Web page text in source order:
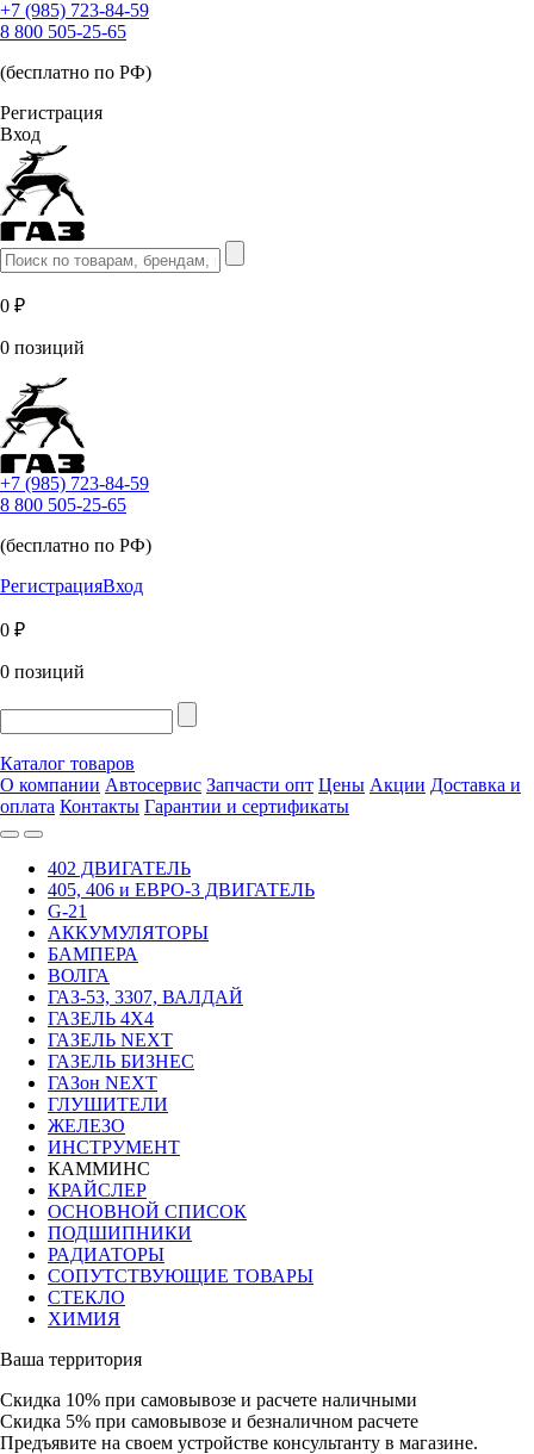
+7 (985) 723-84-59
8 800 505-25-65
(бесплатно по РФ)
Регистрация
Вход
0 ₽
0 позиций
+7 (985) 723-84-59
8 800 505-25-65
(бесплатно по РФ)
РегистрацияВход
0 ₽
0 позиций
Каталог товаров
О компании Автосервис Запчасти опт Цены Акции Доставка и
оплата Контакты Гарантии и сертификаты
402 ДВИГАТЕЛЬ
405, 406 и ЕВРО-3 ДВИГАТЕЛЬ
G-21
АККУМУЛЯТОРЫ
БАМПЕРА
ВОЛГА
ГАЗ-53, 3307, ВАЛДАЙ
ГАЗЕЛЬ 4Х4
ГАЗЕЛЬ NEXT
ГАЗЕЛЬ БИЗНЕС
ГАЗон NEXT
ГЛУШИТЕЛИ
ЖЕЛЕЗО
ИНСТРУМЕНТ
КАММИНС
КРАЙСЛЕР
ОСНОВНОЙ СПИСОК
ПОДШИПНИКИ
РАДИАТОРЫ
СОПУТСТВУЮЩИЕ ТОВАРЫ
СТЕКЛО
ХИМИЯ
Ваша территория
Скидка 10% при самовывозе и расчете наличными
Скидка 5% при самовывозе и безналичном расчете
Предъявите на своем устройстве консультанту в магазине.